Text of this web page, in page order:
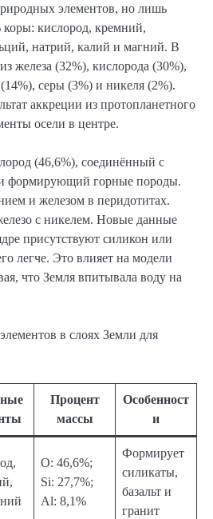
элементов, но лишь
коры: кислород, кремний,
натрий, калий и магний. В
железа (32%), кислорода (30%),
серы (3%) и никеля (2%).
аккреции из протопланетного
осели в центре.
(46,6%), соединённый с
формирующий горные породы.
и железом в перидотитах.
с никелем. Новые данные
присутствуют силикон или
легче. Это влияет на модели
что Земля впитывала воду на
в слоях Земли для
Процент
массы
Особенност
и
O: 46,6%;
Si: 27,7%;
Al: 8,1%
Формирует
силикаты,
базальт и
гранит